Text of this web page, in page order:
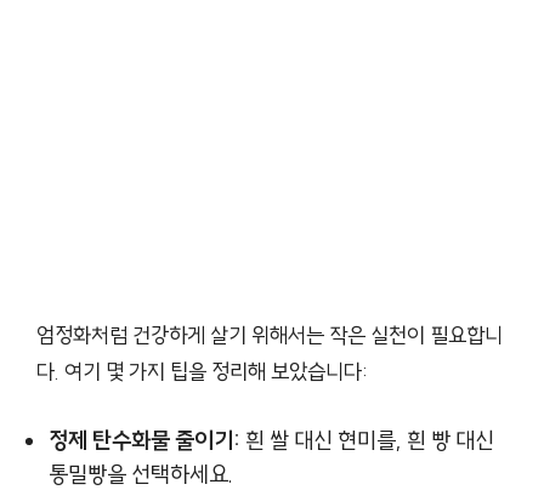
엄정화처럼 건강하게 살기 위해서는 작은 실천이 필요합니
다. 여기 몇 가지 팁을 정리해 보았습니다:
정제 탄수화물 줄이기: 흰 쌀 대신 현미를, 흰 빵 대신
통밀빵을 선택하세요.